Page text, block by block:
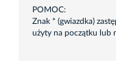
POMOC:
Znak * (gwiazdka)
użyty na początku lub